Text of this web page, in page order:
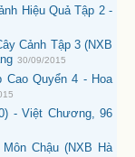
Hiệu Quả Tập 2 -
Cảnh Tập 3 (NXB
30/09/2015
Cao Quyển 4 - Hoa
- Việt Chương, 96
Chậu (NXB Hà